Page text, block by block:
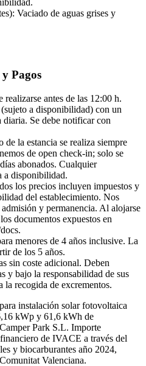
: Vaciado de aguas grises y
Pagos
realizarse antes de las 12:00 h.
a disponibilidad) con un
Se debe notificar con
de la estancia se realiza siempre
de open check-in; solo se
abonados. Cualquier
a disponibilidad.
los precios incluyen impuestos y
del establecimiento. Nos
y permanencia. Al alojarse
documentos expuestos en
menores de 4 años inclusive. La
de los 5 años.
sin coste adicional. Deben
y bajo la responsabilidad de sus
la recogida de excrementos.
instalación solar fotovoltaica
kWp y 61,6 kWh de
Park S.L. Importe
de IVACE a través del
y biocarburantes año 2024,
Valenciana.